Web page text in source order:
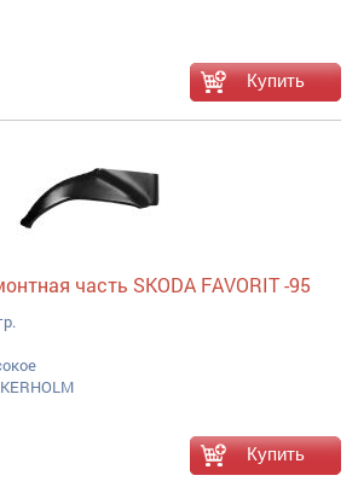
часть SKODA FAVORIT -95